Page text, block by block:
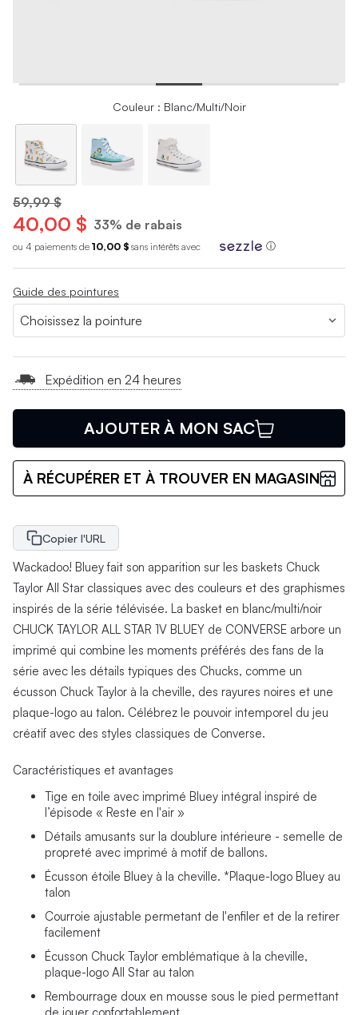
Couleur : Blanc/Multi/Noir
59,99 $
40,00 $ 33% de rabais
ou 4 paiements de 10,00 $ sans intérêts avec ⓘ
Guide des pointures
Expédition en 24 heures
AJOUTER À MON SAC
À RÉCUPÉRER ET À TROUVER EN MAGASIN
Copier l'URL
Wackadoo! Bluey fait son apparition sur les baskets Chuck
Taylor All Star classiques avec des couleurs et des graphismes
inspirés de la série télévisée. La basket en blanc/multi/noir
CHUCK TAYLOR ALL STAR 1V BLUEY de CONVERSE arbore un
imprimé qui combine les moments préférés des fans de la
série avec les détails typiques des Chucks, comme un
écusson Chuck Taylor à la cheville, des rayures noires et une
plaque-logo au talon. Célébrez le pouvoir intemporel du jeu
créatif avec des styles classiques de Converse.
Caractéristiques et avantages
Tige en toile avec imprimé Bluey intégral inspiré de
l’épisode « Reste en l'air »
Détails amusants sur la doublure intérieure - semelle de
propreté avec imprimé à motif de ballons.
Écusson étoile Bluey à la cheville. *Plaque-logo Bluey au
talon
Courroie ajustable permetant de l'enfiler et de la retirer
facilement
Écusson Chuck Taylor emblématique à la cheville,
plaque-logo All Star au talon
Rembourrage doux en mousse sous le pied permettant